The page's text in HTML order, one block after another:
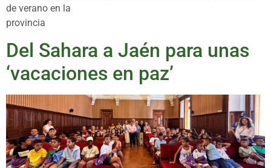
de verano en la
provincia
Del Sahara a Jaén para unas
‘vacaciones en paz’